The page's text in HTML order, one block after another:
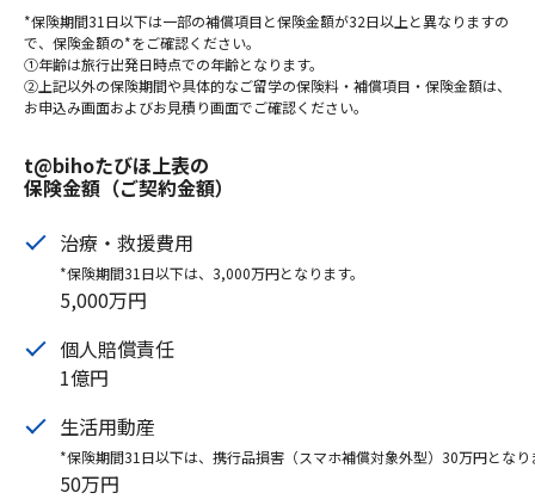
*保険期間31日以下は一部の補償項目と保険金額が32日以上と異なりますの
で、保険金額の*をご確認ください。
①年齢は旅行出発日時点での年齢となります。
②上記以外の保険期間や具体的なご留学の保険料・補償項目・保険金額は、
お申込み画面およびお見積り画面でご確認ください。
t@bihoたびほ上表の
保険金額（ご契約金額）
治療・救援費用
*保険期間31日以下は、3,000万円となります。
5,000万円
個人賠償責任
1億円
生活用動産
*保険期間31日以下は、携行品損害（スマホ補償対象外型）30万円となり
50万円